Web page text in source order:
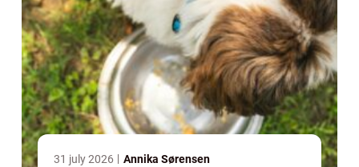
31 july 2026 Annika Sørensen